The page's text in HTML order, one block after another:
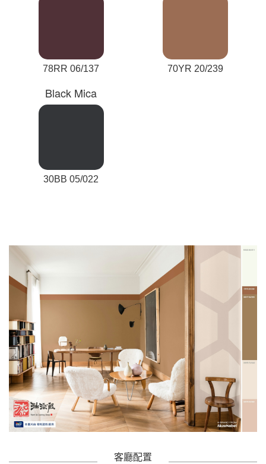
78RR 06/137 70YR 20/239
Black Mica
30BB 05/022
客廳配置